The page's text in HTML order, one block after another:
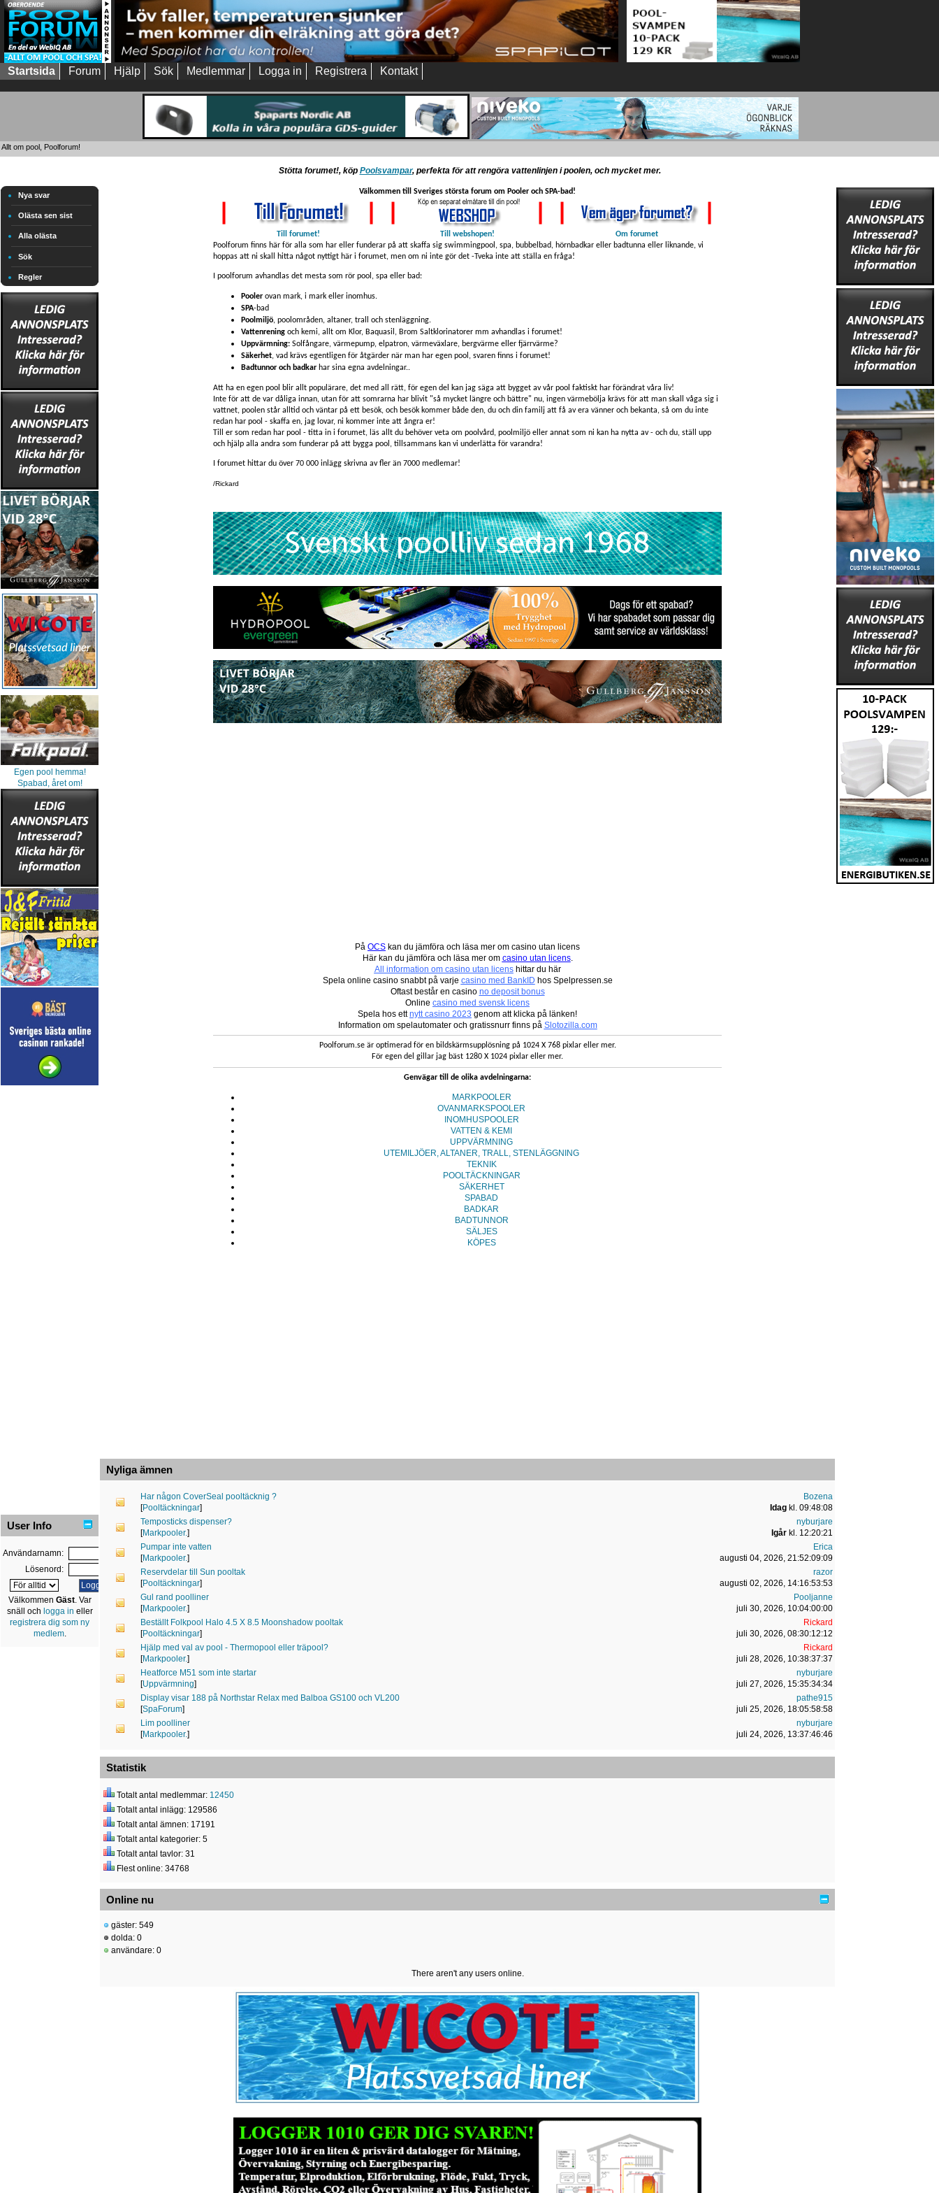
Startsida Forum Hjälp Sök Medlemmar Logga in Registrera Kontakt
Allt om pool, Poolforum!
Stötta forumet!, köp Poolsvampar, perfekta för att rengöra vattenlinjen i poolen, och mycket mer.
Nya svar
Olästa sen sist
Alla olästa
Sök
Regler
Egen pool hemma!
Spabad, året om!
User Info
Användarnamn:
Lösenord:
Välkommen Gäst. Var
snäll och logga in eller
registrera dig som ny
medlem.
Välkommen till Sveriges största forum om Pooler och SPA-bad!
Till forumet! Till webshopen!
Om forumet
Poolforum finns här för alla som har eller funderar på att skaffa sig swimmingpool, spa, bubbelbad, hörnbadkar eller badtunna eller liknande, vi
hoppas att ni skall hitta något nyttigt här i forumet, men om ni inte gör det -Tveka inte att ställa en fråga!
I poolforum avhandlas det mesta som rör pool, spa eller bad:
Pooler ovan mark, i mark eller inomhus.
SPA-bad
Poolmiljö, poolområden, altaner, trall och stenläggning.
Vattenrening och kemi, allt om Klor, Baquasil, Brom Saltklorinatorer mm avhandlas i forumet!
Uppvärmning: Solfångare, värmepump, elpatron, värmeväxlare, bergvärme eller fjärrvärme?
Säkerhet, vad krävs egentligen för åtgärder när man har egen pool, svaren finns i forumet!
Badtunnor och badkar har sina egna avdelningar..
Att ha en egen pool blir allt populärare, det med all rätt, för egen del kan jag säga att bygget av vår pool faktiskt har förändrat våra liv!
Inte för att de var dåliga innan, utan för att somrarna har blivit "så mycket längre och bättre" nu, ingen värmebölja krävs för att man skall våga sig i
vattnet, poolen står alltid och väntar på ett besök, och besök kommer både den, du och din familj att få av era vänner och bekanta, så om du inte
redan har pool - skaffa en, jag lovar, ni kommer inte att ångra er!
Till er som redan har pool - titta in i forumet, läs allt du behöver veta om poolvård, poolmiljö eller annat som ni kan ha nytta av - och du, ställ upp
och hjälp alla andra som funderar på att bygga pool, tillsammans kan vi underlätta för varandra!
I forumet hittar du över 70 000 inlägg skrivna av fler än 7000 medlemar!
/Rickard
På OCS kan du jämföra och läsa mer om casino utan licens
Här kan du jämföra och läsa mer om casino utan licens.
All information om casino utan licenshittar du här
Spela online casino snabbt på varje casino med BankID hos Spelpressen.se
Oftast består en casino no deposit bonus
Online casino med svensk licens
Spela hos ettnytt casino 2023 genom att klicka på länken!
Information om spelautomater och gratissnurr finns på Slotozilla.com
Poolforum.se är optimerad för en bildskärmsupplösning på 1024 X 768 pixlar eller mer.
För egen del gillar jag bäst 1280 X 1024 pixlar eller mer.
Genvägar till de olika avdelningarna:
MARKPOOLER
OVANMARKSPOOLER
INOMHUSPOOLER
VATTEN & KEMI
UPPVÄRMNING
UTEMILJÖER, ALTANER, TRALL, STENLÄGGNING
TEKNIK
POOLTÄCKNINGAR
SÄKERHET
SPABAD
BADKAR
BADTUNNOR
SÄLJES
KÖPES
Nyliga ämnen
Har någon CoverSeal pooltäcknig ?
[Pooltäckningar]
Bozena
Idag kl. 09:48:08
Temposticks dispenser?
[Markpooler.]
nyburjare
Igår kl. 12:20:21
Pumpar inte vatten
[Markpooler.]
Erica
augusti 04, 2026, 21:52:09:09
Reservdelar till Sun pooltak
[Pooltäckningar]
razor
augusti 02, 2026, 14:16:53:53
Gul rand poolliner
[Markpooler.]
Pooljanne
juli 30, 2026, 10:04:00:00
Beställt Folkpool Halo 4.5 X 8.5 Moonshadow pooltak
[Pooltäckningar]
Rickard
juli 30, 2026, 08:30:12:12
Hjälp med val av pool - Thermopool eller träpool?
[Markpooler.]
Rickard
juli 28, 2026, 10:38:37:37
Heatforce M51 som inte startar
[Uppvärmning]
nyburjare
juli 27, 2026, 15:35:34:34
Display visar 188 på Northstar Relax med Balboa GS100 och VL200
[SpaForum]
pathe915
juli 25, 2026, 18:05:58:58
Lim poolliner
[Markpooler.]
nyburjare
juli 24, 2026, 13:37:46:46
Statistik
Totalt antal medlemmar: 12450
Totalt antal inlägg: 129586
Totalt antal ämnen: 17191
Totalt antal kategorier: 5
Totalt antal tavlor: 31
Flest online: 34768
Online nu
gäster: 549
dolda: 0
användare: 0
There aren't any users online.